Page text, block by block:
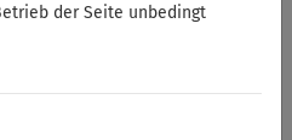
der Seite unbedingt